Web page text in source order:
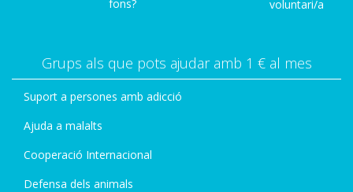
fons?
voluntari/a
Grups als que pots ajudar amb 1 € al mes
Suport a persones amb adicció
Ajuda a malalts
Cooperació Internacional
Defensa dels animals